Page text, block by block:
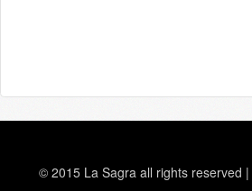
© 2015 La Sagra all rights reserved |